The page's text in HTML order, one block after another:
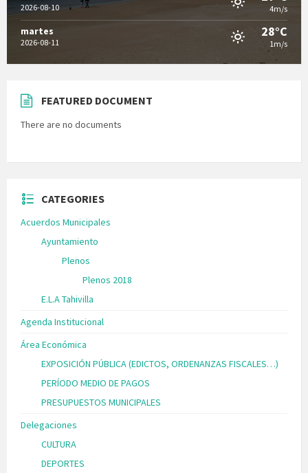
2026-08-10 4m/s
martes
2026-08-11
28°C
1m/s
FEATURED DOCUMENT
There are no documents
CATEGORIES
Acuerdos Municipales
Ayuntamiento
Plenos
Plenos 2018
E.L.A Tahivilla
Agenda Institucional
Área Económica
EXPOSICIÓN PÚBLICA (EDICTOS, ORDENANZAS FISCALES…)
PERÍODO MEDIO DE PAGOS
PRESUPUESTOS MUNICIPALES
Delegaciones
CULTURA
DEPORTES